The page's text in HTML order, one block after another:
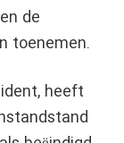
de
toenemen.
heeft